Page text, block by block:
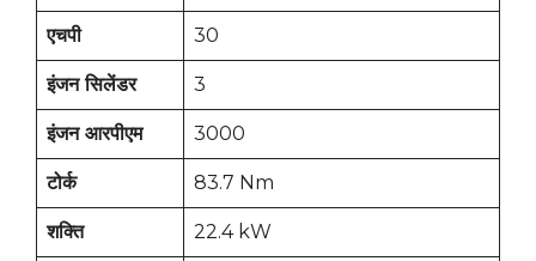
एचपी 30
इंजन सिलेंडर 3
इंजन आरपीएम 3000
टोर्क 83.7 Nm
शक्ति 22.4 kW